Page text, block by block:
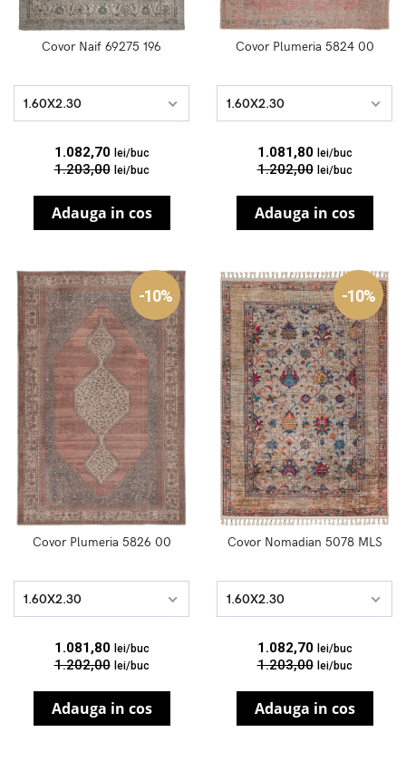
Covor Naif 69275 196
1.60X2.30
1.082,70 lei/buc
1.203,00 lei/buc
Adauga in cos
Covor Plumeria 5824 00
1.60X2.30
1.081,80 lei/buc
1.202,00 lei/buc
Adauga in cos
-10%
Covor Plumeria 5826 00
1.60X2.30
1.081,80 lei/buc
1.202,00 lei/buc
Adauga in cos
-10%
Covor Nomadian 5078 MLS
1.60X2.30
1.082,70 lei/buc
1.203,00 lei/buc
Adauga in cos